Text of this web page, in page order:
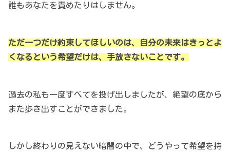
誰もあなたを責めたりはしません。
ただ一つだけ約束してほしいのは、自分の未来はきっとよ
くなるという希望だけは、手放さないことです。
過去の私も一度すべてを投げ出しましたが、絶望の底から
また歩き出すことができました。
しかし終わりの見えない暗闇の中で、どうやって希望を持